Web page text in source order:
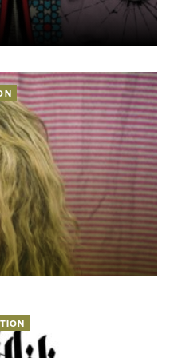
numéro
en Belgique